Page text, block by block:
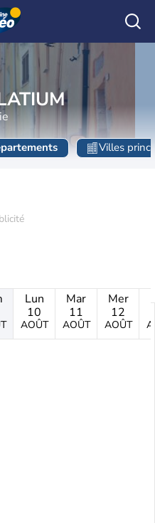
Villes
Lun
10
AOÛT
Mar
11
AOÛT
Mer
12
AOÛT